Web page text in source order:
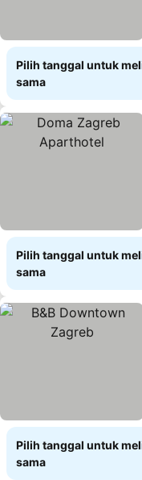
Pilih tanggal untuk
sama
Pilih tanggal untuk
sama
Pilih tanggal untuk
sama